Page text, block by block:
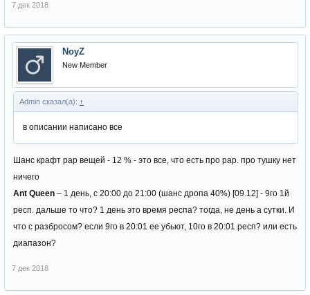
7 дек 2018
NoyZ
New Member
Admin сказал(а): ↑
в описании написано все
Шанс крафт рар вещей - 12 % - это все, что есть про рар. про тушку нет
ничего
Ant Queen – 1 день, с 20:00 до 21:00 (шанс дропа 40%) [09.12] - 9го 1й
респ. дальше то что? 1 день это время респа? тогда, не день а сутки. И
что с разбросом? если 9го в 20:01 ее убьют, 10го в 20:01 респ? или есть
диапазон?
7 дек 2018